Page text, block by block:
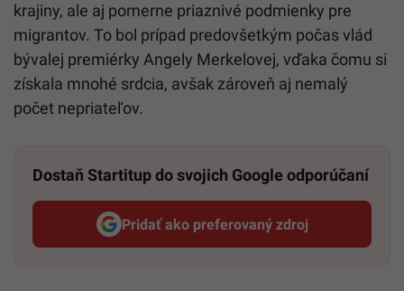
krajiny, ale aj pomerne priaznivé podmienky pre
migrantov. To bol prípad predovšetkým počas vlád
bývalej premiérky Angely Merkelovej, vďaka čomu si
získala mnohé srdcia, avšak zároveň aj nemalý
počet nepriateľov.
Dostaň Startitup do svojich Google odporúčaní
Pridať ako preferovaný zdroj
Startitup, odkaz sa otvorí v